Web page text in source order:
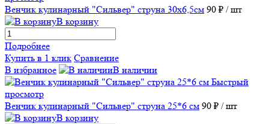
Венчик кулинарный "Сильвер" струна 30х6,5см 90 ₽ / шт
В корзину
Подробнее
Купить в 1 клик Сравнение
В избранное
В наличии
Быстрый
просмотр
Венчик кулинарный "Сильвер" струна 25*6 см 90 ₽ / шт
В корзину